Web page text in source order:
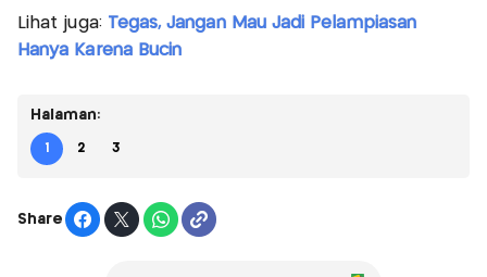
Lihat juga: Tegas, Jangan Mau Jadi Pelampiasan
Hanya Karena Bucin
Halaman:
1 2 3
Share